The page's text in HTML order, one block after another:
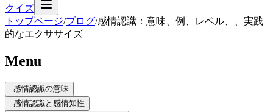
クイズ
トップページ/ブログ/感情認識：意味、例、レベル、、実践
的なエクササイズ
Menu
感情認識の意味
感情認識と感情知性